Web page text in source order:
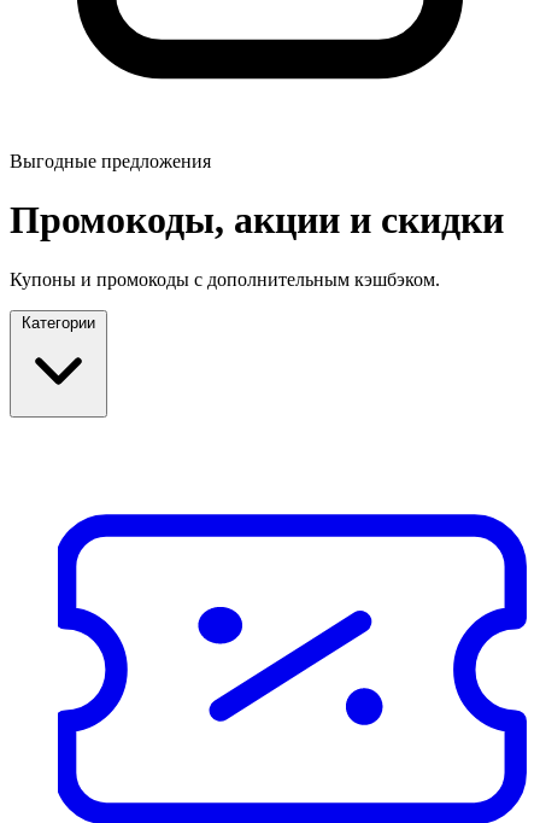
Выгодные предложения
Промокоды, акции и скидки
Купоны и промокоды с дополнительным кэшбэком.
Категории